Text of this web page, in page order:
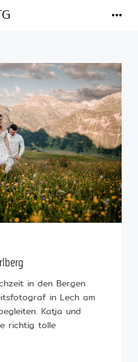
in den Bergen
in Lech am
Katja und
richtig tolle